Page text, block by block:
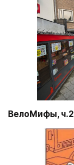
ВелоМифы, ч.2